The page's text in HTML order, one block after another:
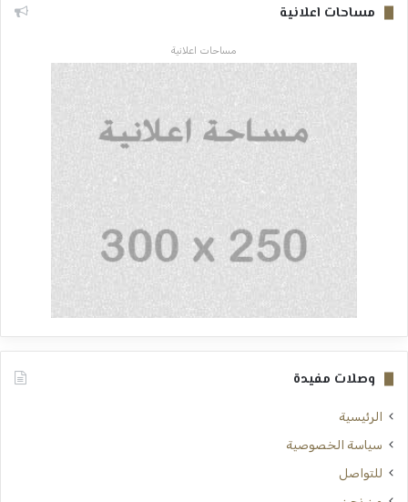
مساحات اعلانية
مساحات اعلانية
وصلات مفيدة
الرئيسية
سياسة الخصوصية
للتواصل